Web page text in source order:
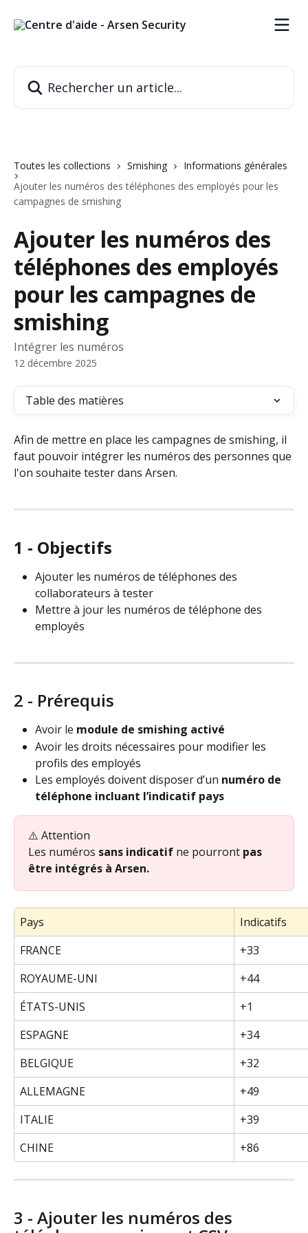
Toutes les collections Smishing
Informations générales
Ajouter les numéros des téléphones des employés pour les
campagnes de smishing
Ajouter les numéros des
téléphones des employés
pour les campagnes de
smishing
Intégrer les numéros
12 décembre 2025
Table des matières
Afin de mettre en place les campagnes de smishing, il
faut pouvoir intégrer les numéros des personnes que
l'on souhaite tester dans Arsen.
1 - Objectifs
Ajouter les numéros de téléphones des
collaborateurs à tester
Mettre à jour les numéros de téléphone des
employés
2 - Prérequis
Avoir le module de smishing activé
Avoir les droits nécessaires pour modifier les
profils des employés
Les employés doivent disposer d’un numéro de
téléphone incluant l’indicatif pays
⚠️ Attention
Les numéros sans indicatif ne pourront pas
être intégrés à Arsen.
Pays
Indicatifs
FRANCE
+33
ROYAUME-UNI
+44
ÉTATS-UNIS
+1
ESPAGNE
+34
BELGIQUE
+32
ALLEMAGNE
+49
ITALIE
+39
CHINE
+86
3 - Ajouter les numéros des